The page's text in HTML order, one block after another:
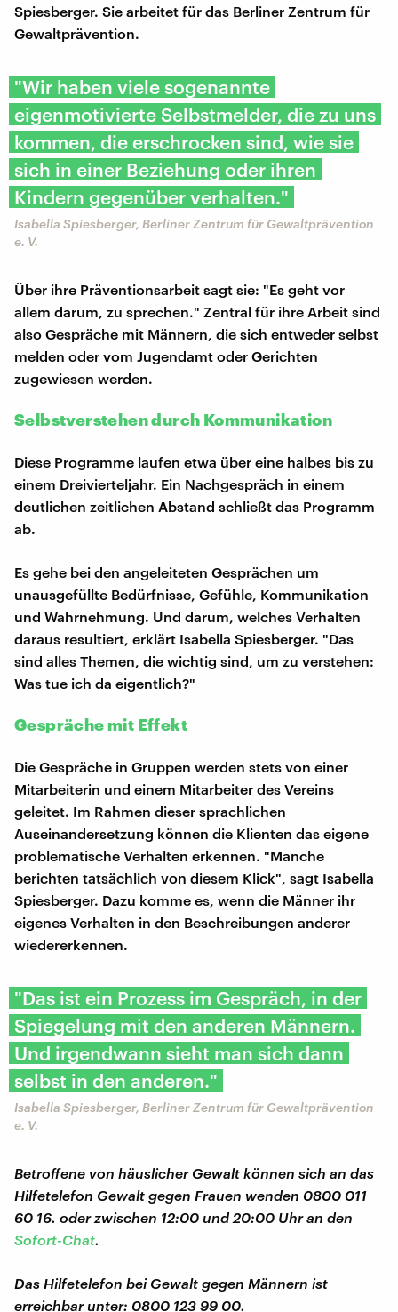
Spiesberger. Sie arbeitet für das Berliner Zentrum für
Gewaltprävention.
"Wir haben viele sogenannte
eigenmotivierte Selbstmelder, die zu uns
kommen, die erschrocken sind, wie sie
sich in einer Beziehung oder ihren
Kindern gegenüber verhalten."
Isabella Spiesberger, Berliner Zentrum für Gewaltprävention
e. V.
Über ihre Präventionsarbeit sagt sie: "Es geht vor
allem darum, zu sprechen." Zentral für ihre Arbeit sind
also Gespräche mit Männern, die sich entweder selbst
melden oder vom Jugendamt oder Gerichten
zugewiesen werden.
Selbstverstehen durch Kommunikation
Diese Programme laufen etwa über eine halbes bis zu
einem Dreivierteljahr. Ein Nachgespräch in einem
deutlichen zeitlichen Abstand schließt das Programm
ab.
Es gehe bei den angeleiteten Gesprächen um
unausgefüllte Bedürfnisse, Gefühle, Kommunikation
und Wahrnehmung. Und darum, welches Verhalten
daraus resultiert, erklärt Isabella Spiesberger. "Das
sind alles Themen, die wichtig sind, um zu verstehen:
Was tue ich da eigentlich?"
Gespräche mit Effekt
Die Gespräche in Gruppen werden stets von einer
Mitarbeiterin und einem Mitarbeiter des Vereins
geleitet. Im Rahmen dieser sprachlichen
Auseinandersetzung können die Klienten das eigene
problematische Verhalten erkennen. "Manche
berichten tatsächlich von diesem Klick", sagt Isabella
Spiesberger. Dazu komme es, wenn die Männer ihr
eigenes Verhalten in den Beschreibungen anderer
wiedererkennen.
"Das ist ein Prozess im Gespräch, in der
Spiegelung mit den anderen Männern.
Und irgendwann sieht man sich dann
selbst in den anderen."
Isabella Spiesberger, Berliner Zentrum für Gewaltprävention
e. V.
Betroffene von häuslicher Gewalt können sich an das
Hilfetelefon Gewalt gegen Frauen wenden 0800 011
60 16. oder zwischen 12:00 und 20:00 Uhr an den
Sofort-Chat.
Das Hilfetelefon bei Gewalt gegen Männern ist
erreichbar unter: 0800 123 99 00.